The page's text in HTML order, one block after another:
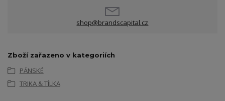
shop@brandscapital.cz
Zboží zařazeno v kategoriích
PÁNSKÉ
TRIKA & TÍLKA